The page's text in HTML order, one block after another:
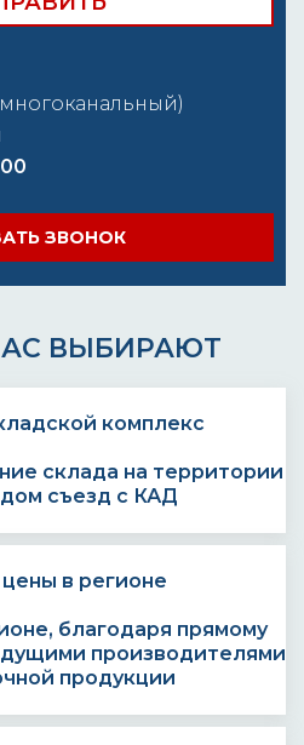
ЗВОНОК
ВЫБИРАЮТ
склада на территории
съезд с КАД
благодаря прямому
производителями
продукции